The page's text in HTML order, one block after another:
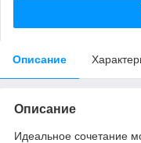
Описание
Описание
Идеальное сочетание